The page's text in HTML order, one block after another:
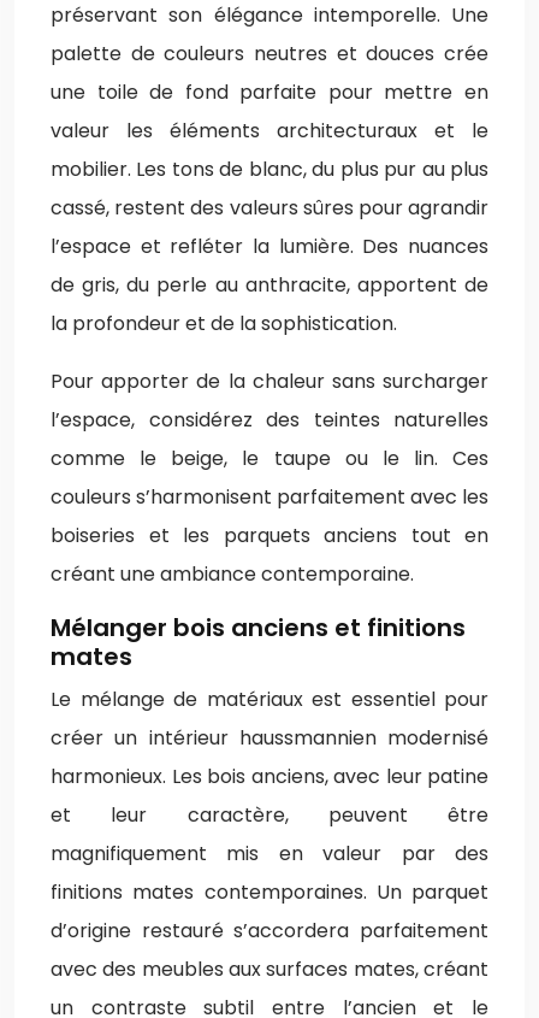
préservant son élégance intemporelle. Une
palette de couleurs neutres et douces crée
une toile de fond parfaite pour mettre en
valeur les éléments architecturaux et le
mobilier. Les tons de blanc, du plus pur au plus
cassé, restent des valeurs sûres pour agrandir
l’espace et refléter la lumière. Des nuances
de gris, du perle au anthracite, apportent de
la profondeur et de la sophistication.
Pour apporter de la chaleur sans surcharger
l’espace, considérez des teintes naturelles
comme le beige, le taupe ou le lin. Ces
couleurs s’harmonisent parfaitement avec les
boiseries et les parquets anciens tout en
créant une ambiance contemporaine.
Mélanger bois anciens et finitions
mates
Le mélange de matériaux est essentiel pour
créer un intérieur haussmannien modernisé
harmonieux. Les bois anciens, avec leur patine
et leur caractère, peuvent être
magnifiquement mis en valeur par des
finitions mates contemporaines. Un parquet
d’origine restauré s’accordera parfaitement
avec des meubles aux surfaces mates, créant
un contraste subtil entre l’ancien et le